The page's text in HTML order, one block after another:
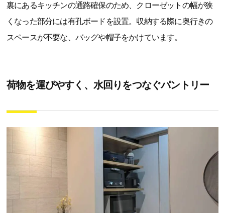
裏にあるキッチンの通路確保のため、クローゼットの幅が狭
くなった部分には有孔ボードを設置。収納する際に奥行きの
スペースが不要な、バッグや帽子をかけています。
荷物を運びやすく、水回りをつなぐパントリー